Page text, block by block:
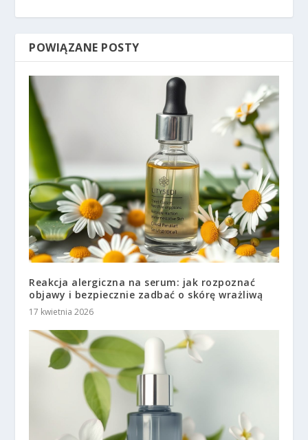
POWIĄZANE POSTY
Reakcja alergiczna na serum: jak rozpoznać
objawy i bezpiecznie zadbać o skórę wrażliwą
17 kwietnia 2026